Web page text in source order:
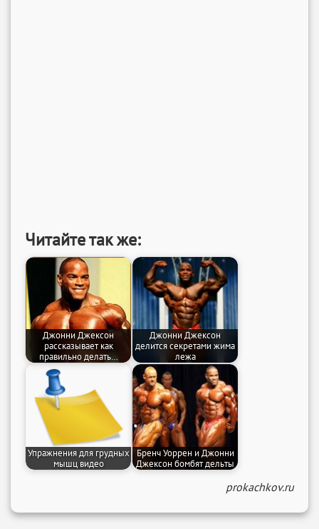
Читайте так же:
Джонни Джексон
рассказывает как
правильно делать…
Джонни Джексон
делится секретами жима
лежа
Упражнения для грудных
мышц видео
Бренч Уоррен и Джонни
Джексон бомбят дельты
prokachkov.ru